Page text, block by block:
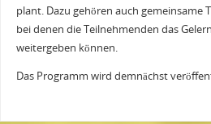
plant. Dazu gehören auch gemeinsame
bei denen die Teilnehmenden das
weitergeben können.
Das Programm wird demnächst